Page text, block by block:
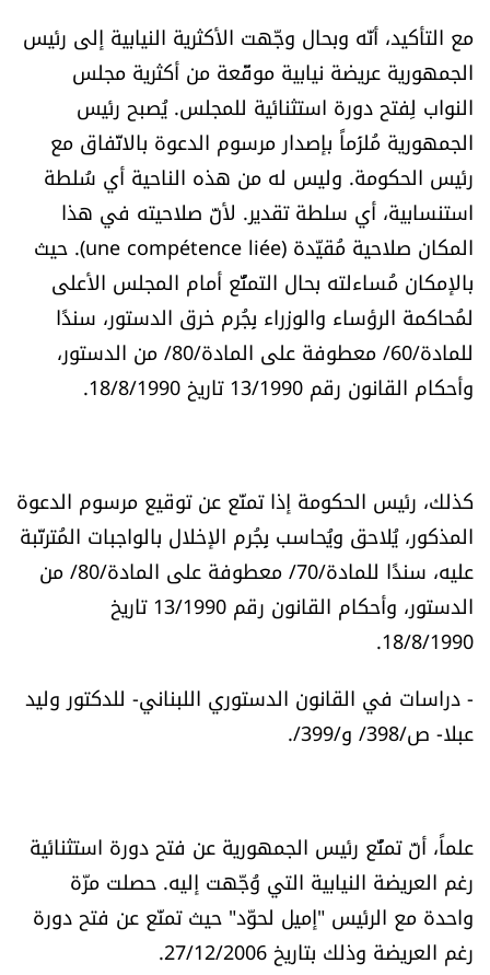
مع التأكيد، أنّه وبحال وجّهت الأكثرية النيابية إلى رئيس
الجمهورية عريضة نيابية موقّعة من أكثرية مجلس
النواب لِفتح دورة استثنائية للمجلس. يُصبح رئيس
الجمهورية مُلزَماً بإصدار مرسوم الدعوة بالاتّفاق مع
رئيس الحكومة. وليس له من هذه الناحية أي سُلطة
استنسابية، أي سلطة تقدير. لأنّ صلاحيته في هذا
المكان صلاحية مُقيّدة (une compétence liée). حيث
بالإمكان مُساءلته بحال التمنُّع أمام المجلس الأعلى
لمُحاكمة الرؤساء والوزراء بِجُرم خرق الدستور، سندًا
للمادة/60/ معطوفة على المادة/80/ من الدستور،
وأحكام القانون رقم 13/1990 تاريخ 18/8/1990.
كذلك، رئيس الحكومة إذا تمنّع عن توقيع مرسوم الدعوة
المذكور، يُلاحق ويُحاسب بِجُرم الإخلال بالواجبات المُترتّبة
عليه، سندًا للمادة/70/ معطوفة على المادة/80/ من
الدستور، وأحكام القانون رقم 13/1990 تاريخ
18/8/1990.
- دراسات في القانون الدستوري اللبناني- للدكتور وليد
عبلا- ص/398/ و/399/.
علماً، أنّ تمنُّع رئيس الجمهورية عن فتح دورة استثنائية
رغم العريضة النيابية التي وُجّهت إليه. حصلت مرّة
واحدة مع الرئيس "إميل لحوّد" حيث تمنّع عن فتح دورة
رغم العريضة وذلك بتاريخ 27/12/2006.